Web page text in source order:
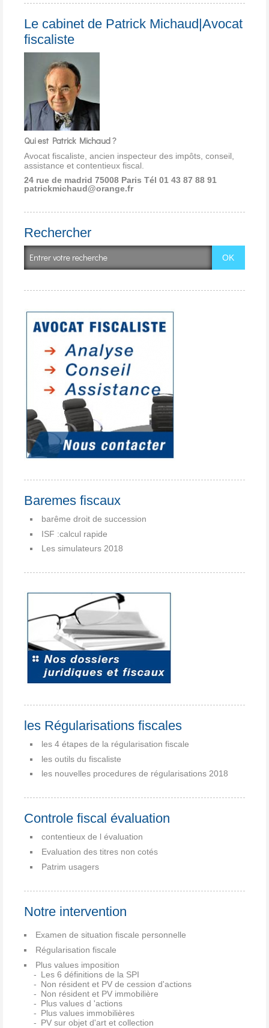
Le cabinet de Patrick Michaud|Avocat
fiscaliste
Qui est Patrick Michaud ?
Avocat fiscaliste, ancien inspecteur des impôts, conseil,
assistance et contentieux fiscal.
24 rue de madrid 75008 Paris Tél 01 43 87 88 91
patrickmichaud@orange.fr
Rechercher
Baremes fiscaux
barême droit de succession
ISF :calcul rapide
Les simulateurs 2018
les Régularisations fiscales
les 4 étapes de la régularisation fiscale
les outils du fiscaliste
les nouvelles procedures de régularisations 2018
Controle fiscal évaluation
contentieux de l évaluation
Evaluation des titres non cotés
Patrim usagers
Notre intervention
Examen de situation fiscale personnelle
Régularisation fiscale
Plus values imposition
Les 6 définitions de la SPI
Non résident et PV de cession d'actions
Non résident et PV immobilière
Plus values d 'actions
Plus values immobilières
PV sur objet d'art et collection